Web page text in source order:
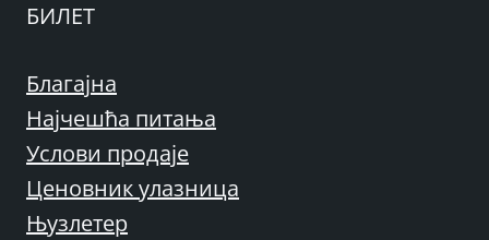
БИЛЕТ
Благајна
Најчешћа питања
Услови продаје
Ценовник улазница
Њузлетер